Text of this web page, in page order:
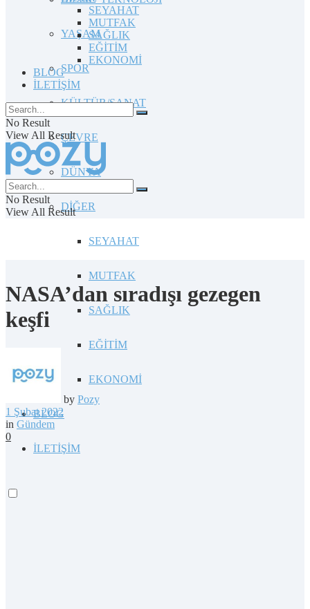
YAŞAM
SPOR
KÜLTÜR/SANAT
ÇEVRE
DÜNYA
DİĞER
SEYAHAT
MUTFAK
SAĞLIK
EĞİTİM
EKONOMİ
BLOG
İLETİŞİM
SEYAHAT
MUTFAK
SAĞLIK
EĞİTİM
EKONOMİ
BLOG
İLETİŞİM
No Result
View All Result
No Result
View All Result
NASA’dan sıradışı gezegen
keşfi
by Pozy
1 Şubat 2022
in Gündem
0